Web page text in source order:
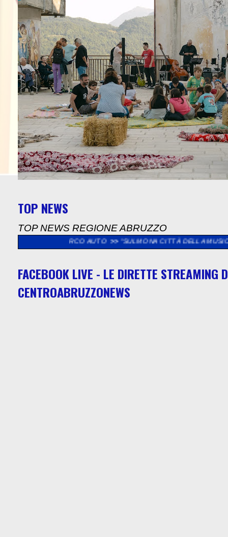
TOP NEWS
TOP NEWS REGIONE ABRUZZO
"SULMONA CITTÀ DELLA MUSICA", SABATO 8
FACEBOOK LIVE - LE DIRETTE STREAMING
CENTROABRUZZONEWS